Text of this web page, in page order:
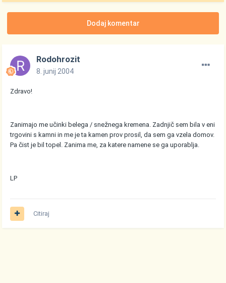
Dodaj komentar
Rodohrozit
8. junij 2004
Zdravo!
Zanimajo me učinki belega / snežnega kremena. Zadnjič sem bila v eni
trgovini s kamni in me je ta kamen prov prosil, da sem ga vzela domov.
Pa čist je bil topel. Zanima me, za katere namene se ga uporablja.
LP
Citiraj